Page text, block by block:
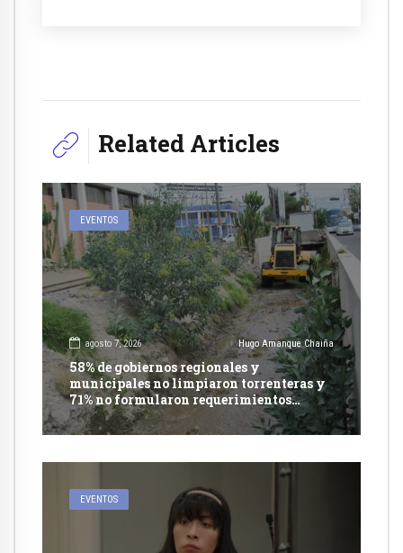
Related Articles
EVENTOS
agosto 7, 2026 Hugo Amanque Chaiña
58% de gobiernos regionales y
municipales no limpiaron torrenteras y
71% no formularon requerimientos
presupuestales afirma informe de
Contraloría
EVENTOS